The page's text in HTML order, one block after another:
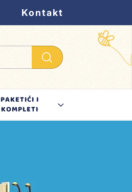
Kontakt
PAKETIĆI I
KOMPLETI